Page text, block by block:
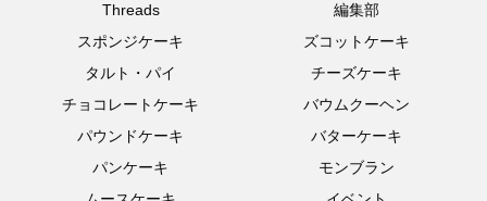
Threads
編集部
スポンジケーキ
ズコットケーキ
タルト・パイ
チーズケーキ
チョコレートケーキ
バウムクーヘン
パウンドケーキ
バターケーキ
パンケーキ
モンブラン